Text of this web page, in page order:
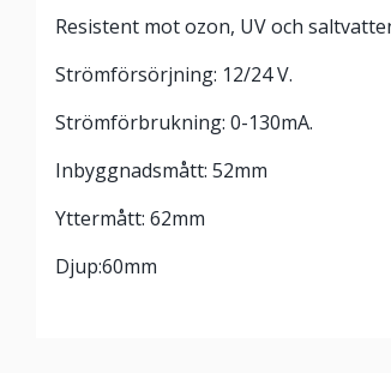
Resistent mot ozon, UV och
Strömförsörjning: 12/24 V.
Strömförbrukning: 0-130mA.
Inbyggnadsmått: 52mm
Yttermått: 62mm
Djup:60mm